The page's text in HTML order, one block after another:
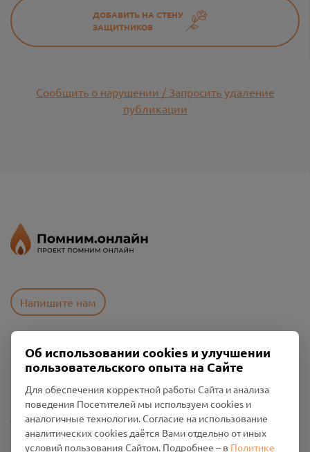
ДОБАВИТЬ НА СТЕНУ
ЗАЩИТНИКОВ
Сообщить о нарушении / Запросить удаление
публикации
Напишите нам
Пользовательское соглашение
Политика конфиденциальности
Промо-материалы
Настройки cookies
Общество с ограниченной ответственностью «Смоленский
Об использовании cookies и улучшении
пользовательского опыта на Сайте
Для обеспечения корректной работы Сайта и анализа
поведения Посетителей мы используем cookies и
аналогичные технологии. Согласие на использование
аналитических cookies даётся Вами отдельно от иных
условий пользования Сайтом. Подробнее – в Политике